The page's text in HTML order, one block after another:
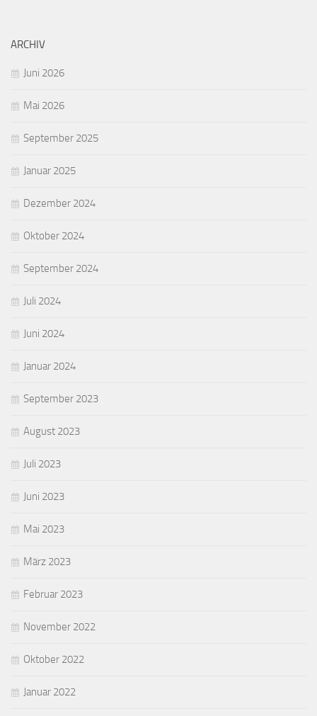
ARCHIV
Juni 2026
Mai 2026
September 2025
Januar 2025
Dezember 2024
Oktober 2024
September 2024
Juli 2024
Juni 2024
Januar 2024
September 2023
August 2023
Juli 2023
Juni 2023
Mai 2023
März 2023
Februar 2023
November 2022
Oktober 2022
Januar 2022